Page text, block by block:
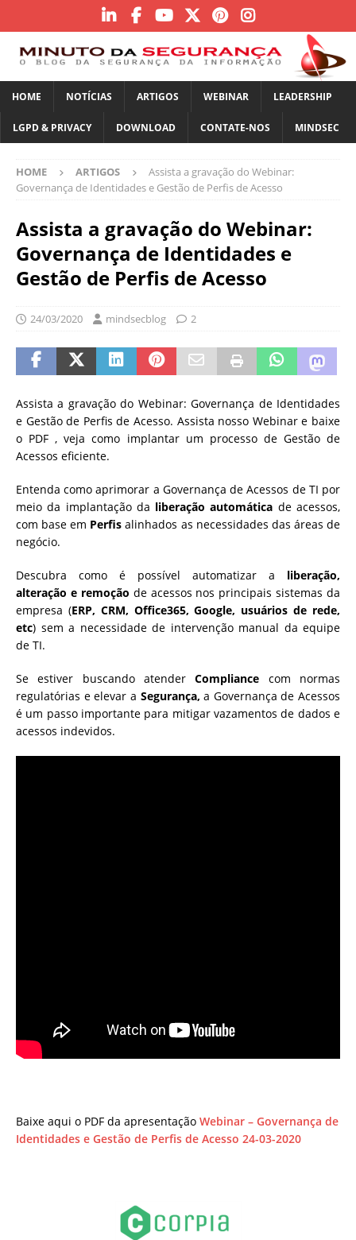
HOME NOTÍCIAS ARTIGOS WEBINAR LEADERSHIP
LGPD & PRIVACY DOWNLOAD CONTATE-NOS MINDSEC
HOME ARTIGOS
Assista a gravação do Webinar:
Governança de Identidades e Gestão de Perfis de Acesso
Assista a gravação do Webinar:
Governança de Identidades e
Gestão de Perfis de Acesso
24/03/2020 mindsecblog 2
Assista a gravação do Webinar: Governança de Identidades
e Gestão de Perfis de Acesso. Assista nosso Webinar e baixe
o PDF , veja como implantar um processo de Gestão de
Acessos eficiente.
Entenda como aprimorar a Governança de Acessos de TI por
meio da implantação da liberação automática de acessos,
com base em Perfis alinhados as necessidades das áreas de
negócio.
Descubra como é possível automatizar a liberação,
alteração e remoção de acessos nos principais sistemas da
empresa (ERP, CRM, Office365, Google, usuários de rede,
etc) sem a necessidade de intervenção manual da equipe
de TI.
Se estiver buscando atenderCompliance com normas
regulatórias e elevar a Segurança, a Governança de Acessos
é um passo importante para mitigar vazamentos de dados e
acessos indevidos.
Baixe aqui o PDF da apresentação Webinar – Governança de
Identidades e Gestão de Perfis de Acesso 24-03-2020